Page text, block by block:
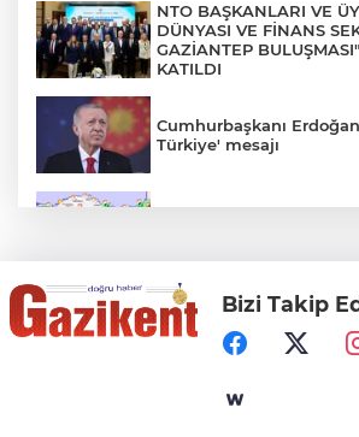
NTO BAŞKANLARI VE
DÜNYASI VE FİNANS
GAZİANTEP
KATILDI
Cumhurbaşkanı
Türkiye' mesajı
Gaziantep Üniversitesi
Mühendisliği:
Geleceğine Yön Veren
"BEBEĞİ TÜM GECE
Bizi Takip